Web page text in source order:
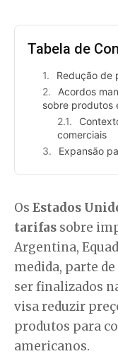
Tabela de
Redução de
Acordos
sobre produtos
comerciais
Expansão
Os Estados
tarifas sobre
Argentina,
medida, parte
ser finalizados
visa reduzir
produtos para
americanos.